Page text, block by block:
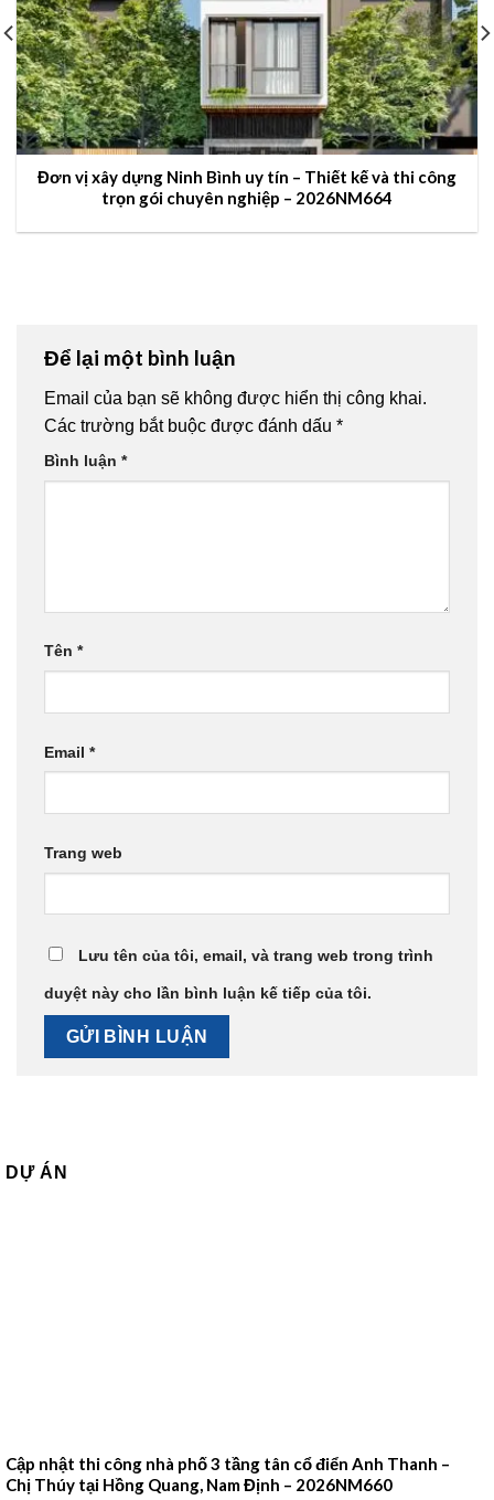
Đơn vị xây dựng Ninh Bình uy tín – Thiết kế và thi công
trọn gói chuyên nghiệp – 2026NM664
Để lại một bình luận
Email của bạn sẽ không được hiển thị công khai.
Các trường bắt buộc được đánh dấu *
Bình luận *
Tên *
Email *
Trang web
Lưu tên của tôi, email, và trang web trong trình
duyệt này cho lần bình luận kế tiếp của tôi.
DỰ ÁN
Cập nhật thi công nhà phố 3 tầng tân cổ điển Anh Thanh –
Chị Thúy tại Hồng Quang, Nam Định – 2026NM660